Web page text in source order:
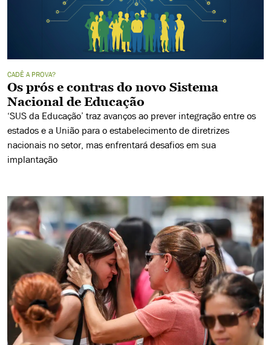
CADÊ A PROVA?
Os prós e contras do novo Sistema
Nacional de Educação
‘SUS da Educação’ traz avanços ao prever integração entre os
estados e a União para o estabelecimento de diretrizes
nacionais no setor, mas enfrentará desafios em sua
implantação